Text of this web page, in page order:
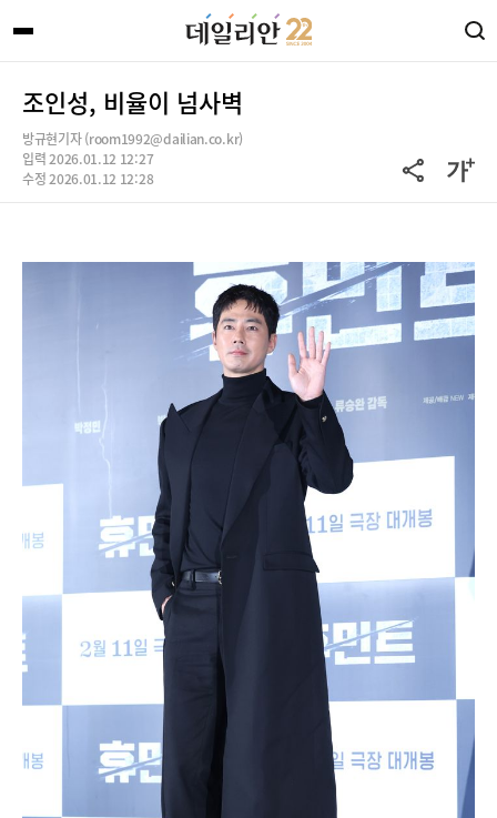
조인성, 비율이 넘사벽
방규현기자 (room1992@dailian.co.kr)
입력 2026.01.12 12:27
수정 2026.01.12 12:28